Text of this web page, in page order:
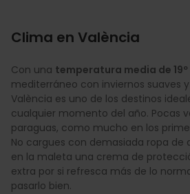
Clima en València
Con una temperatura media de 19º
mediterráneo con inviernos suaves
València es uno de los destinos
cualquier momento del año. Pocas
paraguas, como mucho en los
No cargues con demasiada ropa de
en la maleta una crema de
extra por si refresca más de lo
pasarlo bien.